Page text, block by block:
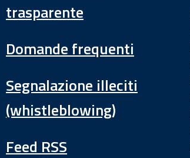
trasparente
Domande frequenti
Segnalazione illeciti
(whistleblowing)
Feed RSS